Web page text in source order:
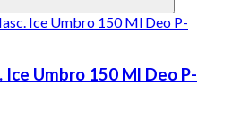
Umbro 150 Ml Deo P-